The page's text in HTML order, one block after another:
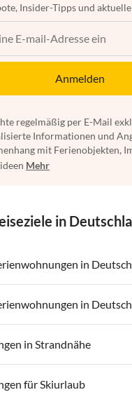
Insider-Tipps und
Anmelden
regelmäßig per E-Mail
Informationen und
mit Ferienobjekten,
Mehr
in
in
in Deutschland
in Ostsee
in Nordsee
in
in Deutschland
in Ostsee
in Nordsee
in Strandnähe
in Strandnähe in Deutschland
für Skiurlaub